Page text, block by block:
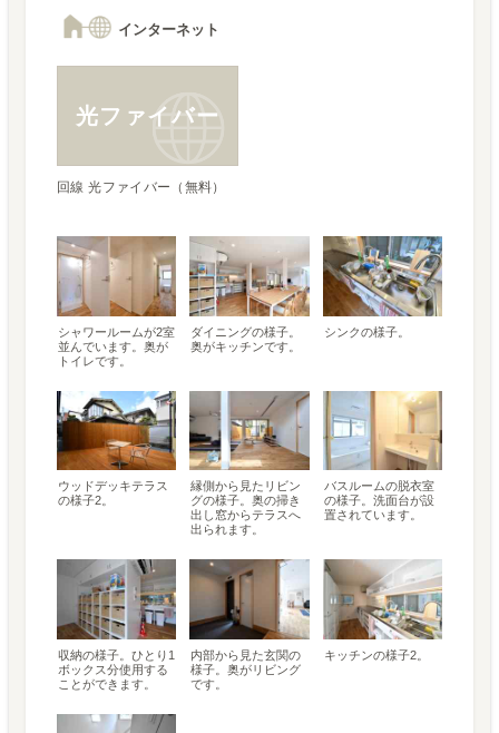
インターネット
光ファイバー
回線 光ファイバー（無料）
シャワールームが2室
並んでいます。奥が
トイレです。
ダイニングの様子。
奥がキッチンです。
シンクの様子。
ウッドデッキテラス
の様子2。
縁側から見たリビン
グの様子。奥の掃き
出し窓からテラスへ
出られます。
バスルームの脱衣室
の様子。洗面台が設
置されています。
収納の様子。ひとり1
ボックス分使用する
ことができます。
内部から見た玄関の
様子。奥がリビング
です。
キッチンの様子2。